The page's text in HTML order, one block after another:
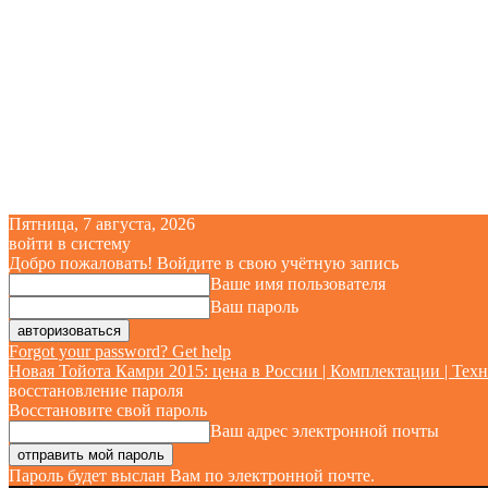
Пятница, 7 августа, 2026
войти в систему
Добро пожаловать! Войдите в свою учётную запись
Ваше имя пользователя
Ваш пароль
Forgot your password? Get help
Новая Тойота Камри 2015: цена в России | Комплектации |
восстановление пароля
Восстановите свой пароль
Ваш адрес электронной почты
Пароль будет выслан Вам по электронной почте.